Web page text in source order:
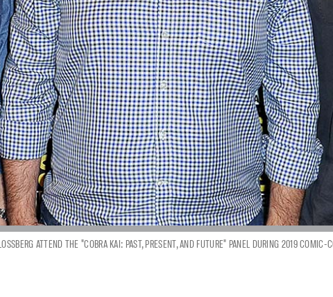
ATTEND THE "COBRA KAI: PAST, PRESENT, AND FUTURE" PANEL DURING 2019